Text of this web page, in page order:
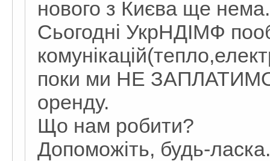
нового з Києва ще нема.
Сьогодні УкрНДІМФ
поки ми НЕ
оренду.
Що нам робити?
Допоможіть, будь-ласка.